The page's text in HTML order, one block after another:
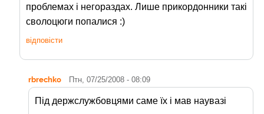
проблемах і негораздах. Лише прикордонники такі
сволоцюги попалися :)
відповісти
rbrechko Птн, 07/25/2008 - 08:09
Під держслужбовцями саме їх і мав наувазі